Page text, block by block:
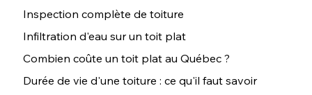
Inspection complète de toiture
Infiltration d'eau sur un toit plat
Combien coûte un toit plat au Québec ?
Durée de vie d'une toiture : ce qu'il faut savoir